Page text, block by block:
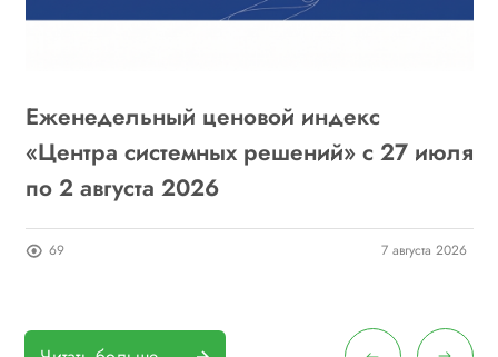
Еженедельный ценовой индекс
«Центра системных решений» с 27 июля
по 2 августа 2026
69 7 августа 2026